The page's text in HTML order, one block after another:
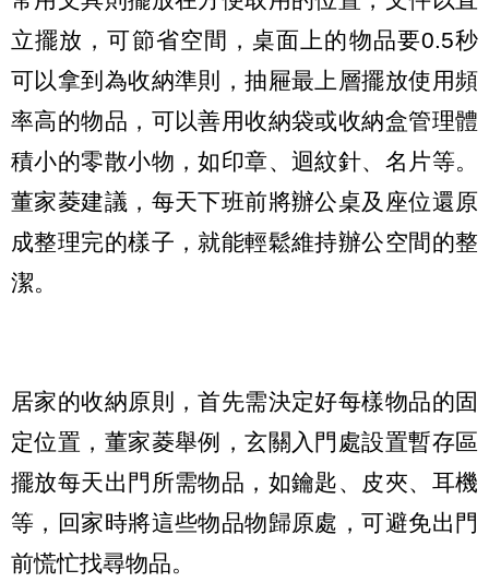
立擺放，可節省空間，桌面上的物品要0.5秒
可以拿到為收納準則，抽屜最上層擺放使用頻
率高的物品，可以善用收納袋或收納盒管理體
積小的零散小物，如印章、迴紋針、名片等。
董家菱建議，每天下班前將辦公桌及座位還原
成整理完的樣子，就能輕鬆維持辦公空間的整
潔。
居家的收納原則，首先需決定好每樣物品的固
定位置，董家菱舉例，玄關入門處設置暫存區
擺放每天出門所需物品，如鑰匙、皮夾、耳機
等，回家時將這些物品物歸原處，可避免出門
前慌忙找尋物品。